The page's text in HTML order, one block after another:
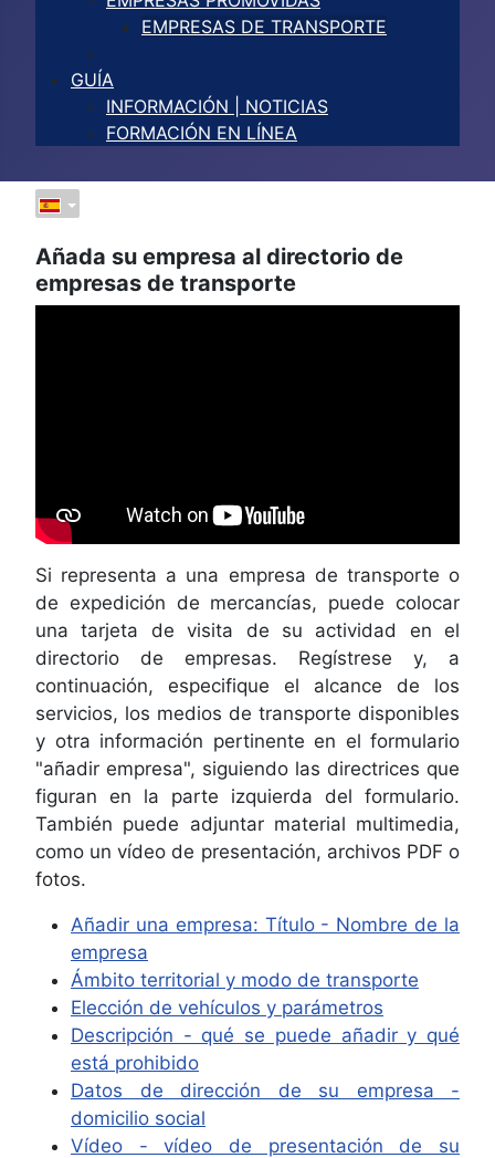
EMPRESAS DE TRANSPORTE
GUÍA
INFORMACIÓN | NOTICIAS
FORMACIÓN EN LÍNEA
Añada su empresa al directorio de
empresas de transporte
Si representa a una empresa de transporte o
de expedición de mercancías, puede colocar
una tarjeta de visita de su actividad en el
directorio de empresas. Regístrese y, a
continuación, especifique el alcance de los
servicios, los medios de transporte disponibles
y otra información pertinente en el formulario
"añadir empresa", siguiendo las directrices que
figuran en la parte izquierda del formulario.
También puede adjuntar material multimedia,
como un vídeo de presentación, archivos PDF o
fotos.
Añadir una empresa: Título - Nombre de la
empresa
Ámbito territorial y modo de transporte
Elección de vehículos y parámetros
Descripción - qué se puede añadir y qué
está prohibido
Datos de dirección de su empresa -
domicilio social
Vídeo - vídeo de presentación de su